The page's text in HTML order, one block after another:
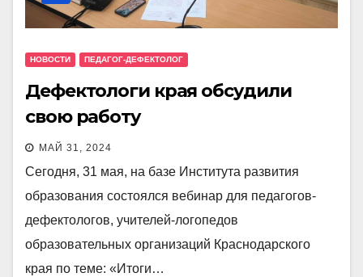
НОВОСТИ ПЕДАГОГ-ДЕФЕКТОЛОГ
Дефектологи края обсудили
свою работу
МАЙ 31, 2024
Сегодня, 31 мая, на базе Института развития
образования состоялся вебинар для педагогов-
дефектологов, учителей-логопедов
образовательных организаций Краснодарского
края по теме: «Итоги…